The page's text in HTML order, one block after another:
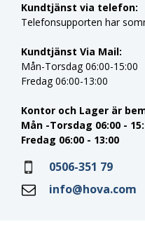
Kundtjänst via telefon:
Telefonsupporten har
Kundtjänst Via Mail:
Mån-Torsdag 06:00-15:00
Fredag 06:00-13:00
Kontor och Lager är
Mån -Torsdag 06:00 -
Fredag 06:00 - 13:00
0506-351 79
info@hova.com